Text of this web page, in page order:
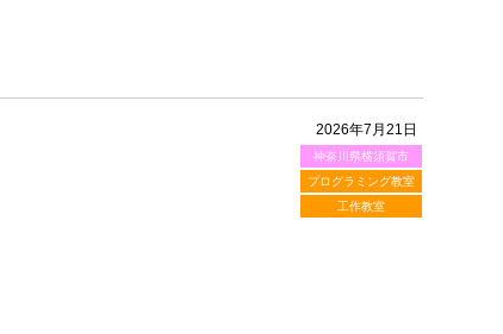
2026年7月21日
神奈川県横須賀市
プログラミング教室
工作教室